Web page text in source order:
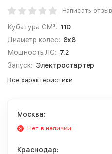
Написать отзыв
Кубатура СМ³: 110
Диаметр колес: 8x8
Мощность ЛС: 7.2
Запуск: Электростартер
Все характеристики
Москва:
Нет в наличии
Краснодар: